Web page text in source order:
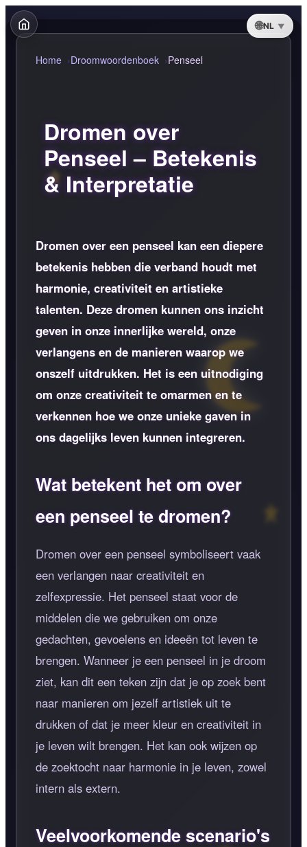
NL
Home Droomwoordenboek Penseel
Dromen over
Penseel – Betekenis
& Interpretatie
Dromen over een penseel kan een diepere
betekenis hebben die verband houdt met
harmonie, creativiteit en artistieke
talenten. Deze dromen kunnen ons inzicht
geven in onze innerlijke wereld, onze
verlangens en de manieren waarop we
onszelf uitdrukken. Het is een uitnodiging
om onze creativiteit te omarmen en te
verkennen hoe we onze unieke gaven in
ons dagelijks leven kunnen integreren.
Wat betekent het om over
een penseel te dromen?
Dromen over een penseel symboliseert vaak
een verlangen naar creativiteit en
zelfexpressie. Het penseel staat voor de
middelen die we gebruiken om onze
gedachten, gevoelens en ideeën tot leven te
brengen. Wanneer je een penseel in je droom
ziet, kan dit een teken zijn dat je op zoek bent
naar manieren om jezelf artistiek uit te
drukken of dat je meer kleur en creativiteit in
je leven wilt brengen. Het kan ook wijzen op
de zoektocht naar harmonie in je leven, zowel
intern als extern.
Veelvoorkomende scenario's